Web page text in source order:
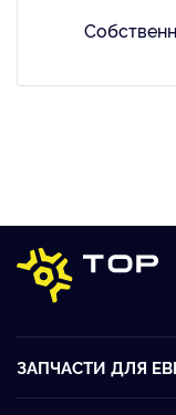
ЗАПЧАСТИ ДЛЯ